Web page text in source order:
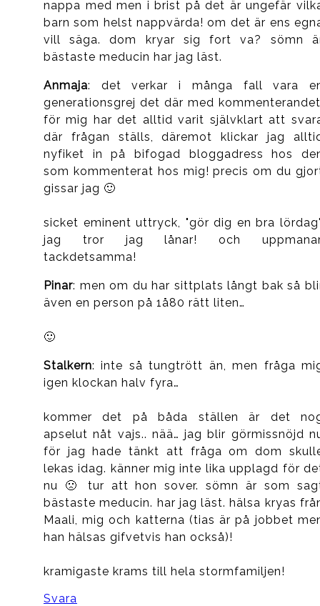
nappa med men i brist på det är ungefär
barn som helst nappvärda! om det är ens
vill säga. dom kryar sig fort va? sömn
bästaste meducin har jag läst.
Anmaja: det verkar i många fall vara
generationsgrej det där med
för mig har det alltid varit självklart att
där frågan ställs, däremot klickar jag
nyfiket in på bifogad bloggadress hos
som kommenterat hos mig! precis om du
gissar jag 🙂
sicket eminent uttryck, "gör dig en bra
jag tror jag lånar! och
tackdetsamma!
Pinar: men om du har sittplats långt bak så
även en person på 1å80 rätt liten…
🙂
Stalkern: inte så tungtrött än, men fråga
igen klockan halv fyra…
kommer det på båda ställen är det
apselut nåt vajs.. nää… jag blir görmissnöjd
för jag hade tänkt att fråga om dom
lekas idag. känner mig inte lika upplagd för
nu 🙁 tur att hon sover. sömn är som
bästaste meducin. har jag läst. hälsa kryas
Maali, mig och katterna (tias är på jobbet
han hälsas gifvetvis han också)!
kramigaste krams till hela stormfamiljen!
Svara